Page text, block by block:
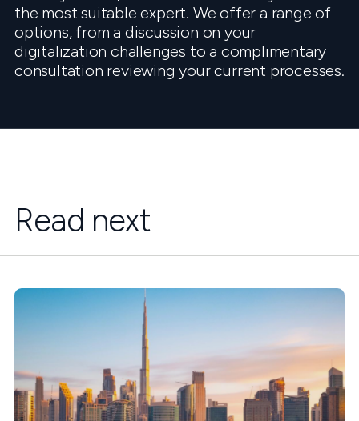
the most suitable expert. We offer a range of
options, from a discussion on your
digitalization challenges to a complimentary
consultation reviewing your current processes.
Read next